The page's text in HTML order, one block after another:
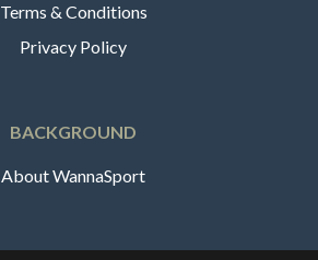
Terms & Conditions
Privacy Policy
BACKGROUND
About WannaSport